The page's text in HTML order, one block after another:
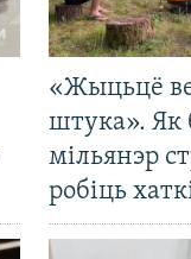
«Жыцьцё
штука». Як
мільянэр
робіць